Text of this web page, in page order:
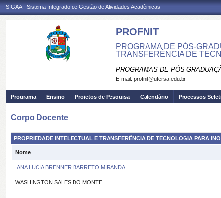
SIGAA - Sistema Integrado de Gestão de Atividades Acadêmicas
PROFNIT
PROGRAMA DE PÓS-
TRANSFERÊNCIA DE
PROGRAMAS DE PÓS-
E-mail: profnit@ufersa.edu.br
Programa Ensino Projetos de Pesquisa Calendário Processos
Corpo Docente
PROPRIEDADE INTELECTUAL E TRANSFERÊNCIA DE TECNOLOGIA PARA
Nome
ANA LUCIA BRENNER BARRETO MIRANDA
WASHINGTON SALES DO MONTE